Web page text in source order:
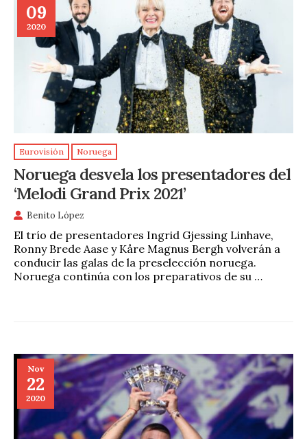
09
2020
Eurovisión Noruega
Noruega desvela los presentadores del
‘Melodi Grand Prix 2021’
Benito López
El trío de presentadores Ingrid Gjessing Linhave,
Ronny Brede Aase y Kåre Magnus Bergh volverán a
conducir las galas de la preselección noruega.
Noruega continúa con los preparativos de su …
Nov
22
2020